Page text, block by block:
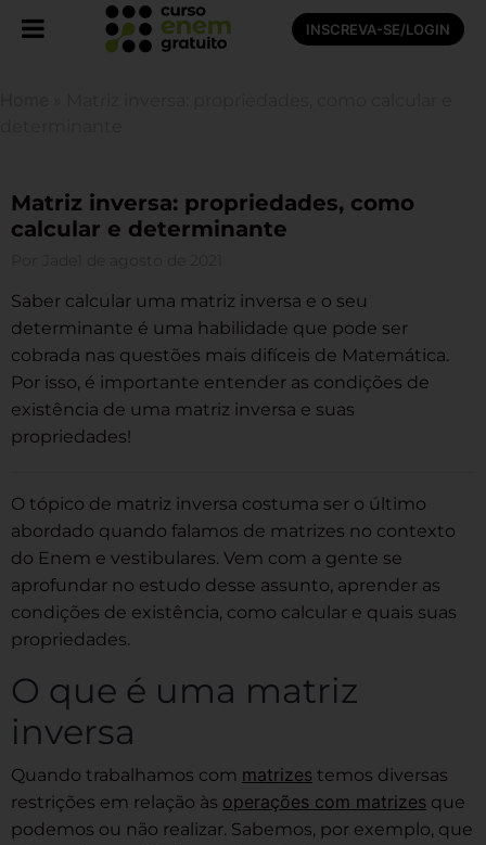
INSCREVA-SE/LOGIN
Matriz inversa: propriedades, como
calcular e determinante
Saber calcular uma matriz inversa e o seu
determinante é uma habilidade que pode ser
cobrada nas questões mais difíceis de Matemática.
Por isso, é importante entender as condições de
existência de uma matriz inversa e suas
propriedades!
O tópico de matriz inversa costuma ser o último
abordado quando falamos de matrizes no contexto
do Enem e vestibulares. Vem com a gente se
aprofundar no estudo desse assunto, aprender as
condições de existência, como calcular e quais suas
propriedades.
O que é uma matriz
inversa
Quando trabalhamos com matrizes temos diversas
restrições em relação às operações com matrizes que
podemos ou não realizar. Sabemos, por exemplo, que